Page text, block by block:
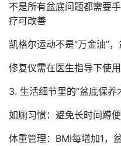
不是所有盆底问题都需要
疗可改善
凯格尔运动不是“万金油”
修复仪需在医生指导下使
3. 生活细节里的“盆底保养
如厕习惯：避免长时间蹲
体重管理：BMI每增加1，